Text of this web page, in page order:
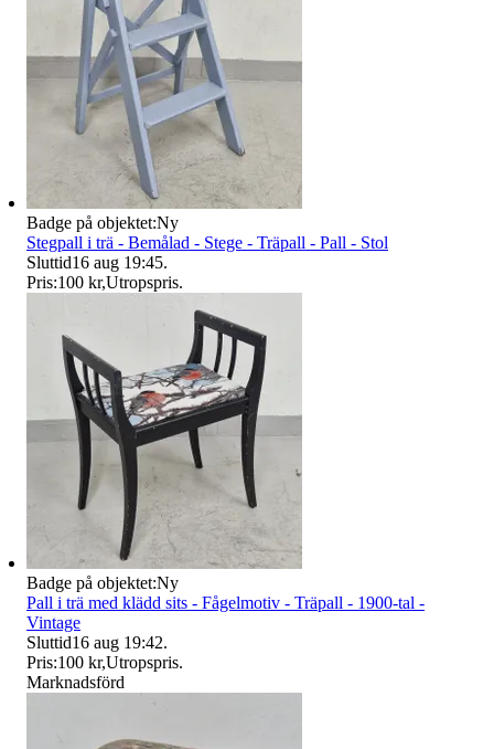
Badge på objektet:Ny
Stegpall i trä - Bemålad - Stege - Träpall - Pall - Stol
Sluttid16 aug 19:45.
Pris:100 kr,Utropspris.
Badge på objektet:Ny
Pall i trä med klädd sits - Fågelmotiv - Träpall - 1900-tal -
Vintage
Sluttid16 aug 19:42.
Pris:100 kr,Utropspris.
Marknadsförd